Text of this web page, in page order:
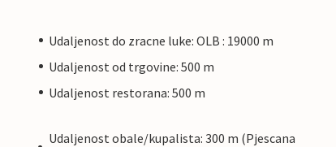
Udaljenost do zracne luke: OLB : 19000 m
Udaljenost od trgovine: 500 m
Udaljenost restorana: 500 m
Udaljenost obale/kupalista: 300 m (Pjescana